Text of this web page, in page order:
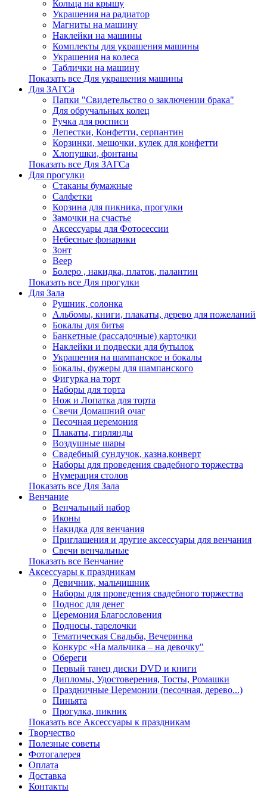
Кольца на крышу
Украшения на радиатор
Магниты на машину
Наклейки на машины
Комплекты для украшения машины
Украшения на колеса
Таблички на машину
Показать все Для украшения машины
Для ЗАГСа
Папки "Свидетельство о заключении брака"
Для обручальных колец
Ручка для росписи
Лепестки, Конфетти, серпантин
Корзинки, мешочки, кулек для конфетти
Хлопушки, фонтаны
Показать все Для ЗАГСа
Для прогулки
Стаканы бумажные
Салфетки
Корзина для пикника, прогулки
Замочки на счастье
Аксессуары для Фотосессии
Небесные фонарики
Зонт
Веер
Болеро , накидка, платок, палантин
Показать все Для прогулки
Для Зала
Рушник, солонка
Альбомы, книги, плакаты, дерево для пожеланий
Бокалы для битья
Банкетные (рассадочные) карточки
Наклейки и подвески для бутылок
Украшения на шампанское и бокалы
Бокалы, фужеры для шампанского
Фигурка на торт
Наборы для торта
Нож и Лопатка для торта
Свечи Домашний очаг
Песочная церемония
Плакаты, гирлянды
Воздушные шары
Свадебный сундучок, казна,конверт
Наборы для проведения свадебного торжества
Нумерация столов
Показать все Для Зала
Венчание
Венчальный набор
Иконы
Накидка для венчания
Приглашения и другие аксессуары для венчания
Свечи венчальные
Показать все Венчание
Аксессуары к праздникам
Девичник, мальчишник
Наборы для проведения свадебного торжества
Поднос для денег
Церемония Благословения
Подносы, тарелочки
Тематическая Свадьба, Вечеринка
Конкурс «На мальчика – на девочку"
Обереги
Первый танец диски DVD и книги
Дипломы, Удостоверения, Тосты, Ромашки
Праздничные Церемонии (песочная, дерево...)
Пиньята
Прогулка, пикник
Показать все Аксессуары к праздникам
Творчество
Полезные советы
Фотогалерея
Оплата
Доставка
Контакты